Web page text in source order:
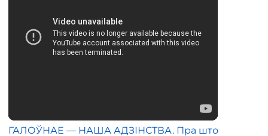
ГАЛОЎНАЕ — НАША АДЗІНСТВА. Пра што